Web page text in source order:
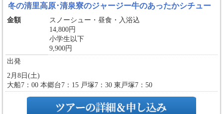
冬の清里高原･清泉寮のジャージー牛のあったかシチュー
金額
スノーシュー・昼食・入浴込
14,800円
小学生以下
9,900円
出発
2月8日(土)
大船7：00 本郷台7：15 戸塚7：30 東戸塚7：50